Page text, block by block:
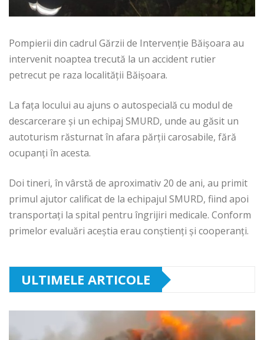
Pompierii din cadrul Gărzii de Intervenție Băișoara au
intervenit noaptea trecută la un accident rutier
petrecut pe raza localității Băișoara.
La fața locului au ajuns o autospecială cu modul de
descarcerare și un echipaj SMURD, unde au găsit un
autoturism răsturnat în afara părții carosabile, fără
ocupanți în acesta.
Doi tineri, în vârstă de aproximativ 20 de ani, au primit
primul ajutor calificat de la echipajul SMURD, fiind apoi
transportați la spital pentru îngrijiri medicale. Conform
primelor evaluări aceștia erau conștienți și cooperanți.
ULTIMELE ARTICOLE